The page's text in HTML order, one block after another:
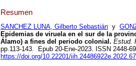
Resumen
SANCHEZ LUNA, Gilberto Sebastián y
Epidemias de viruela en el sur de la
Álamo) a fines del periodo colonial. Estud.
pp.113-143. Epub 20-Ene-2023. ISSN 2448-
https://doi.org/10.22201/